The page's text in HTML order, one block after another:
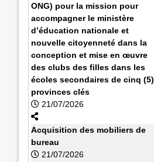
ONG) pour la mission pour
accompagner le ministère
d’éducation nationale et
nouvelle citoyenneté dans la
conception et mise en œuvre
des clubs des filles dans les
écoles secondaires de cinq (5)
provinces clés
21/07/2026
Acquisition des mobiliers de
bureau
21/07/2026